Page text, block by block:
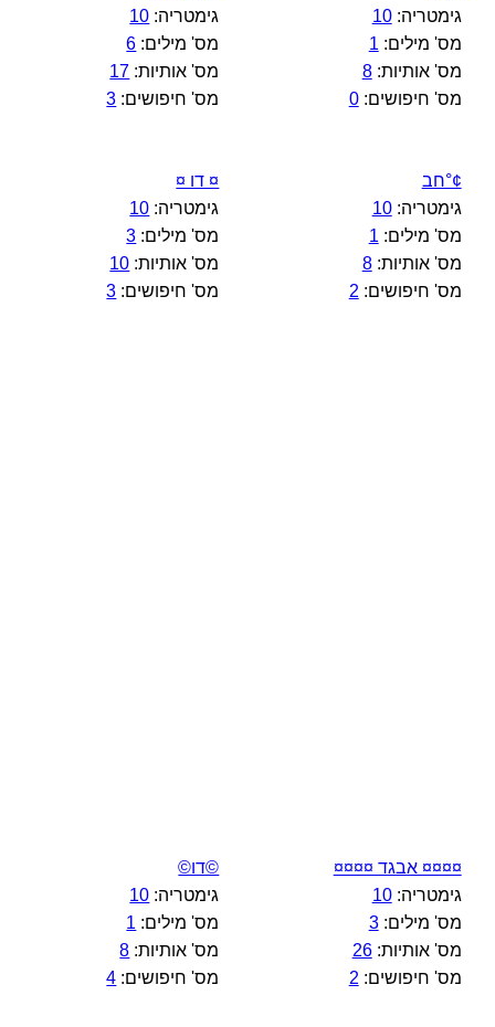
גימטריה:10
מס' מילים: 1
מס' אותיות:8
מס' חיפושים:0
גימטריה: 10
מס' מילים: 6
מס' אותיות: 17
מס' חיפושים: 3
¢°חב
גימטריה:10
מס' מילים: 1
מס' אותיות:8
מס' חיפושים: 2
¤ דו ¤
גימטריה: 10
מס' מילים: 3
מס' אותיות: 10
מס' חיפושים: 3
¤¤¤¤ אבגד ¤¤¤¤
גימטריה:10
מס' מילים:3
מס' אותיות:26
מס' חיפושים: 2
©דו©
גימטריה: 10
מס' מילים: 1
מס' אותיות: 8
מס' חיפושים: 4